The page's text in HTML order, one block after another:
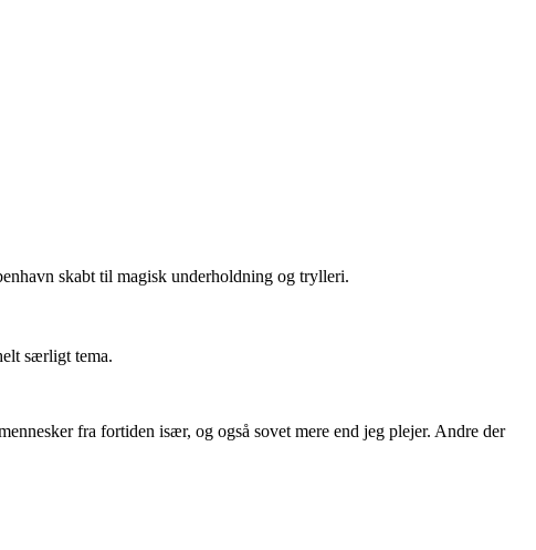
skabt til magisk underholdning og trylleri.
særligt tema.
fra fortiden især, og også sovet mere end jeg plejer. Andre der